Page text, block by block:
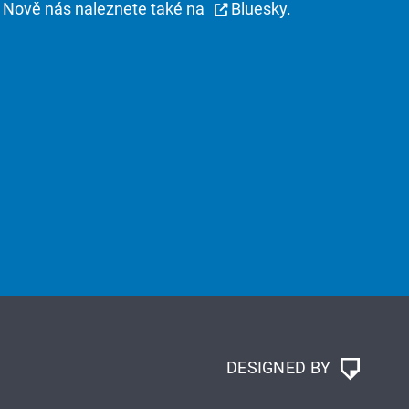
Nově nás naleznete také na Bluesky.
DESIGNED BY